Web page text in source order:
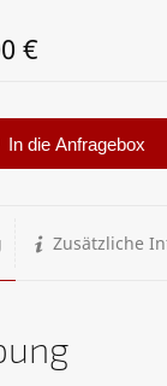
€
Notebook CSL –
In die Anfragebox
Zusätzliche